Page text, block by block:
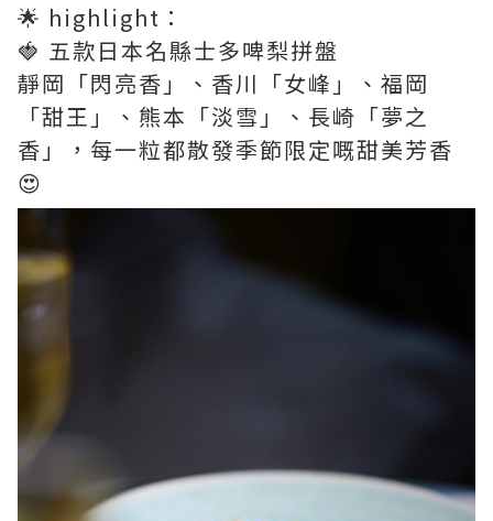
🌟 highlight：
🍓 五款日本名縣士多啤梨拼盤
靜岡「閃亮香」、香川「女峰」、福岡
「甜王」、熊本「淡雪」、長崎「夢之
香」，每一粒都散發季節限定嘅甜美芳香
😍